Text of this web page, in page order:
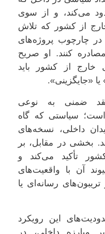
می‌کند، و از سوی
از کشور که تلاش
چارچوب پروژه‌های
کنند. او صریح
از کشور باید
ضمنی به نوعی
سیاستی که گاه
داخلی، نسخه‌های
بخشی در مقابل، بر
تأکید می‌کند و
آن با واقعیت‌های
رسانه‌ای یا
این رویکرد